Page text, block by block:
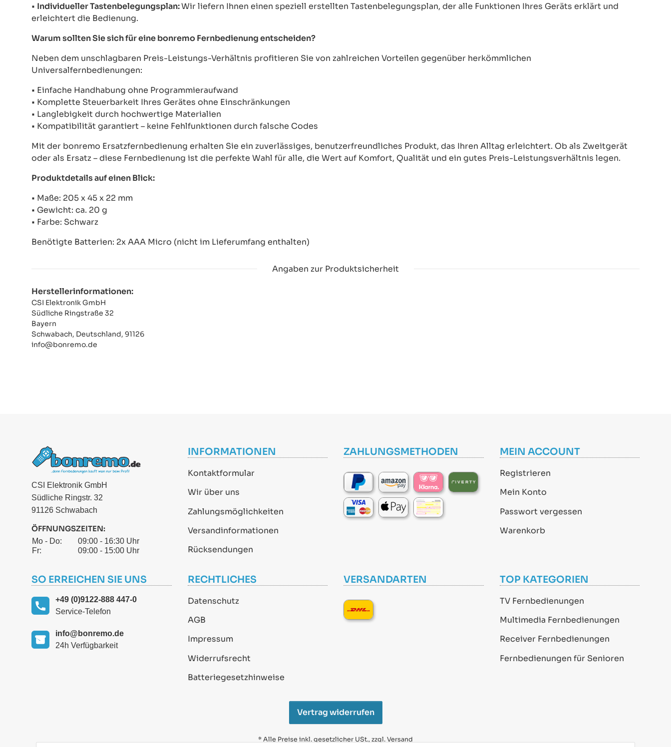
• Individueller Tastenbelegungsplan:Wir liefern Ihnen einen speziell erstellten Tastenbelegungsplan, der alle Funktionen Ihres Geräts erklärt und
erleichtert die Bedienung.
Warum sollten Sie sich für eine bonremo Fernbedienung entscheiden?
Neben dem unschlagbaren Preis-Leistungs-Verhältnis profitieren Sie von zahlreichen Vorteilen gegenüber herkömmlichen
Universalfernbedienungen:
• Einfache Handhabung ohne Programmieraufwand
• Komplette Steuerbarkeit Ihres Gerätes ohne Einschränkungen
• Langlebigkeit durch hochwertige Materialien
• Kompatibilität garantiert – keine Fehlfunktionen durch falsche Codes
Mit der bonremo Ersatzfernbedienung erhalten Sie ein zuverlässiges, benutzerfreundliches Produkt, das Ihren Alltag erleichtert. Ob als Zweitgerät
oder als Ersatz – diese Fernbedienung ist die perfekte Wahl für alle, die Wert auf Komfort, Qualität und ein gutes Preis-Leistungsverhältnis legen.
Produktdetails auf einen Blick:
• Maße: 205 x 45 x 22 mm
• Gewicht: ca. 20 g
• Farbe: Schwarz
Benötigte Batterien: 2x AAA Micro (nicht im Lieferumfang enthalten)
Angaben zur Produktsicherheit
Herstellerinformationen:
CSI Elektronik GmbH
Südliche Ringstraße 32
Bayern
Schwabach, Deutschland, 91126
info@bonremo.de
CSI Elektronik GmbH
Südliche Ringstr. 32
91126 Schwabach
ÖFFNUNGSZEITEN:
Mo - Do:
09:00 - 16:30 Uhr
Fr:
09:00 - 15:00 Uhr
INFORMATIONEN
Kontaktformular
Wir über uns
Zahlungsmöglichkeiten
Versandinformationen
Rücksendungen
ZAHLUNGSMETHODEN MEIN ACCOUNT
Registrieren
Mein Konto
Passwort vergessen
Warenkorb
SO ERREICHEN SIE UNS
+49 (0)9122-888 447-0
Service-Telefon
info@bonremo.de
24h Verfügbarkeit
RECHTLICHES
Datenschutz
AGB
Impressum
Widerrufsrecht
Batteriegesetzhinweise
VERSANDARTEN TOP KATEGORIEN
TV Fernbedienungen
Multimedia Fernbedienungen
Receiver Fernbedienungen
Fernbedienungen für Senioren
Vertrag widerrufen
* Alle Preise inkl. gesetzlicher USt., zzgl.Versand